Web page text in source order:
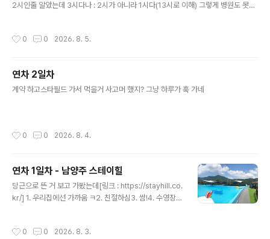
2시인줄 알았는데 3시다나 : 2시가 아니라 1시다(13시로 이해) 그렇게 병원도 못가
0 0 2026. 8. 5.
연차 2일차
계약 하고스타필드 가서 먹을거 사고머 했지? 그냥 하루가 훅 가네
0 0 2026. 8. 4.
연차 1일차 - 남양주 스테이힐
당근으로 뜬 거 보고 가봤는데[링크 : https://stayhill.co.
kr/] 1. 우리집에선 가까움 ㅋ2. 친절하심3. 쌈!4. 수영장
영장이 있는데 1.5m 까지 되는 풀이다노란색 튜브 있는 쪽
0 0 2026. 8. 3.